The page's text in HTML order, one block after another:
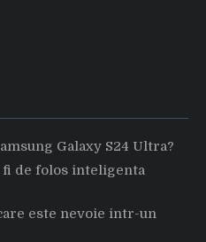
Galaxy S24 Ultra?
fi de folos inteligenta
este nevoie intr-un